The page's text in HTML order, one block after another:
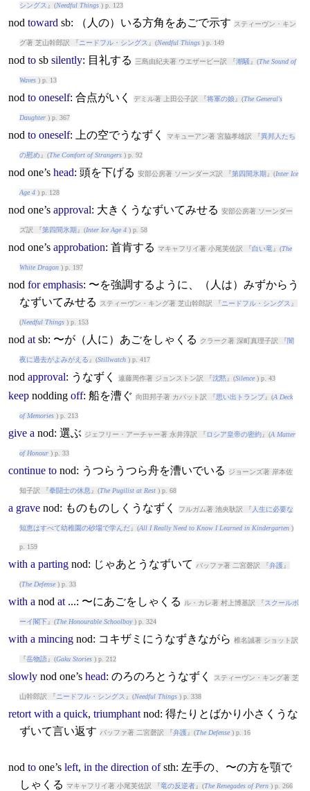
シングス 』(Needful Things) p. 123
nod toward sb: （人の）いる方角をあごで示す スティーヴン・キン
グ著 芝山幹郎訳 『 ニードフル・シングス 』(Needful Things) p. 149
nod tosb silently: 目礼する 三島由紀夫著 ウエザービー訳 『潮騒』(The Sound of
Waves) p. 13
nod to oneself: 合点がいく デミル著 上田公子訳 『将軍の娘 』(The General's
Daughter) p. 367
nod to oneself: 上の空でうなずく マキューアン著 宮脇孝雄訳 『異邦人たち
の慰め』(The Comfort of Strangers) p. 92
nod one’s head: 頭を下げる 安部公房著 ソーンダーズ訳 『第四間氷期 』(Inter Ice
Age 4) p. 128
nod one’s approval: 大きくうなずいてみせる 安部公房著 ソーンダー
ズ訳 『第四間氷期 』(Inter Ice Age 4) p. 58
nod one’s approbation: 首肯する マキャフリイ著 小尾芙佐訳 『白い竜 』(The
White Dragon) p. 197
nod for emphasis: 〜を強調するように、（人は）みずからう
なずいてみせる
スティーヴン・キング著 芝山幹郎訳 『 ニードフル・シングス 』
(Needful Things) p. 153
nod atsb: 〜が（人に）あごをしゃくる クラーク著 深町真理子訳 『闇
夜に過去がよみがえる 』(Stillwatch) p. 417
nod approval: うなずく 遠藤周作著 ジョンストン訳 『沈黙』(Silence) p. 43
keep nodding off: 船を漕ぐ 向田邦子著 カバット訳 『思い出トランプ』(A Deck
of Memories) p. 213
give a nod: 選ぶ ジェフリー・アーチャー著 永井淳訳 『 ロシア皇帝の密約』(A Matter
of Honour) p. 33
continue to nod: うつらうつら舟を漕いでいる ジョーンズ著 岸本佐
知子訳 『拳闘士の休息 』(The Pugilist at Rest) p. 68
a grave nod: ものものしくうなずく フルガム著 池央耿訳 『 人生に必要な
知恵はすべて幼稚園の砂場で学んだ』(All I Really Need to Know I Learned in Kindergarten)
p. 159
with a parting nod: じゃあとうなずいて バッファ著 二宮磬訳 『弁護』
(The Defense) p. 33
with a nod at...: 〜にあごをしゃくる ル・カレ著 村上博基訳 『スクールボ
ーイ閣下』(The Honourable Schoolboy) p. 324
with a mincing nod: コキザミにうなずきながら 椎名誠著 ショット訳
『岳物語』(Gaku Stories) p. 212
slowly nod one’s head: のろのろとうなずく スティーヴン・キング著 芝
山幹郎訳 『 ニードフル・シングス 』(Needful Things) p. 338
retort with a quick, triumphant nod: 得たりとばかり小さくうな
ずいて言い返す バッファ著 二宮磬訳 『弁護』(The Defense) p. 16
nod toone’s left, in the direction ofsth: 左手の、〜の方を顎で
しゃくる
マキャフリイ著 小尾芙佐訳 『竜の反逆者』(The Renegades of Pern) p. 266